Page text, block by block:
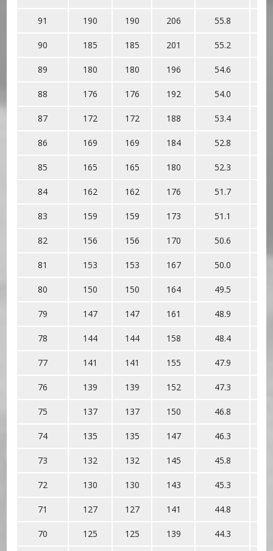
91 190 190 206 55.8
90 185 185 201 55.2
89 180 180 196 54.6
88 176 176 192 54.0
87 172 172 188 53.4
86 169 169 184 52.8
85 165 165 180 52.3
84 162 162 176 51.7
83 159 159 173 51.1
82 156 156 170 50.6
81 153 153 167 50.0
80 150 150 164 49.5
79 147 147 161 48.9
78 144 144 158 48.4
77 141 141 155 47.9
76 139 139 152 47.3
75 137 137 150 46.8
74 135 135 147 46.3
73 132 132 145 45.8
72 130 130 143 45.3
71 127 127 141 44.8
70 125 125 139 44.3